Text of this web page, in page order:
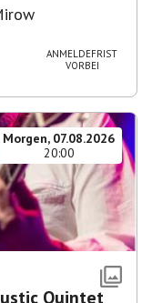
ANMELDEFRIST
VORBEI
Morgen, 07.08.2026
20:00
Quintet